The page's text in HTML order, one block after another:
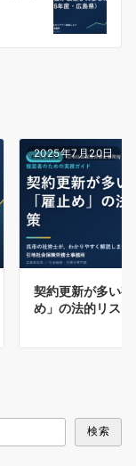
2025年7月20日
契約更新が多い
め」の法的リス
検索